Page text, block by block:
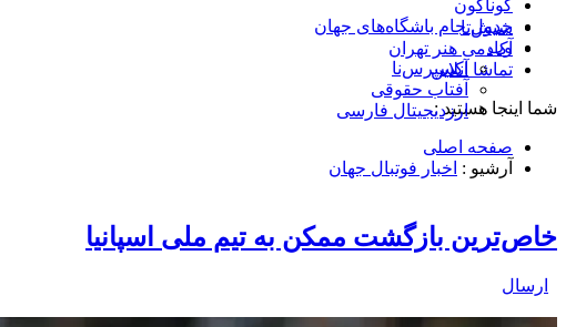
گوناگون
جدول جام باشگاه‌های جهان
وب
اکسپرس‌نا
آفتاب حقوقی
ارزدیجیتال فارسی
شیش‌تا
آکادمی هنر تهران
تماشا آنلاین
شما اینجا هستید :
صفحه اصلی
آرشیو : اخبار فوتبال جهان
خاص‌ترین بازگشت ممکن به تیم ملی اسپانیا
ارسال